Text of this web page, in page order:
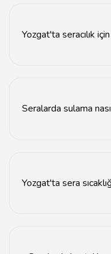
Yozgat'ta seracılık
Seralarda sulama
Yozgat'ta sera